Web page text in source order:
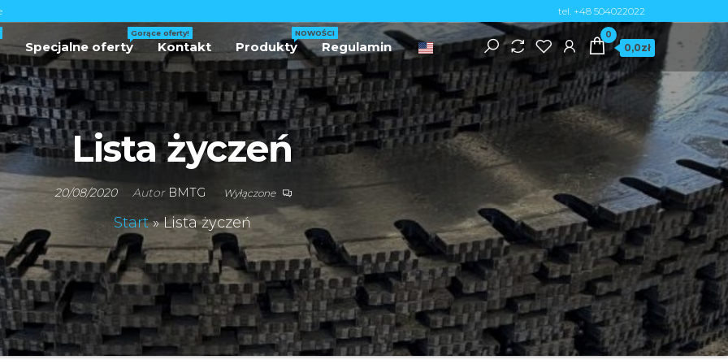
tel. +48 504022022
|
|
0
0,0zł
Specjalne oferty
Gorące oferty!
Kontakt Produkty
NOWOŚCI
Regulamin
Lista życzeń
20/08/2020 AutorBMTG Wyłączone
Start»Lista życzeń